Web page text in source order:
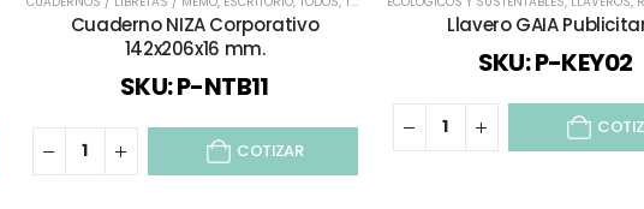
Cuaderno NIZA Corporativo
142x206x16 mm.
SKU: P-NTB11
COTIZAR
Llavero GAIA
SKU: P-KEY02